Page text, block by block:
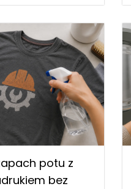
potu z
bez